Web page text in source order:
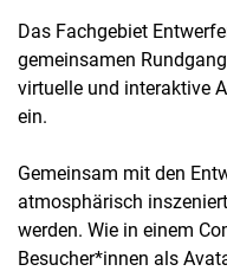
Das Fachgebiet
gemeinsamen
virtuelle und interaktive
ein.
Gemeinsam mit den
atmosphärisch
werden. Wie in einem
Besucher*innen als